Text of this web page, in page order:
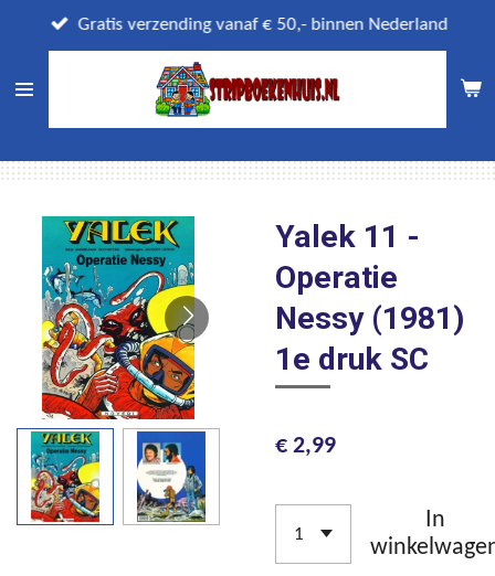
direct
naar
Gratis verzending vanaf € 50,- binnen Nederland
Yalek 11 -
Operatie
Nessy (1981)
1e druk SC
€ 2,99
In